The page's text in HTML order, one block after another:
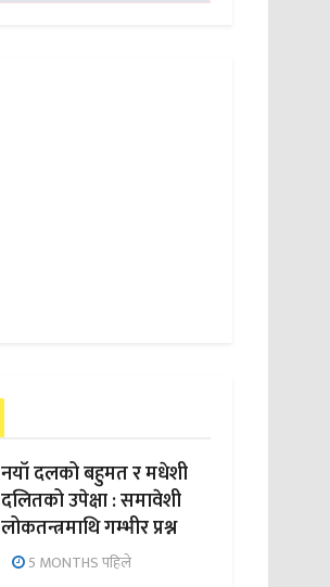
नयाँ दलको बहुमत र मधेशी
दलितको उपेक्षा : समावेशी
लोकतन्त्रमाथि गम्भीर प्रश्न
5 MONTHS पहिले